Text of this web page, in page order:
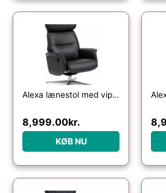
Alexa lænestol med vippefunktion i semi-anilin læder H106 cm – Børstet alugrå/Sort
8,999.00kr.
KØB NU